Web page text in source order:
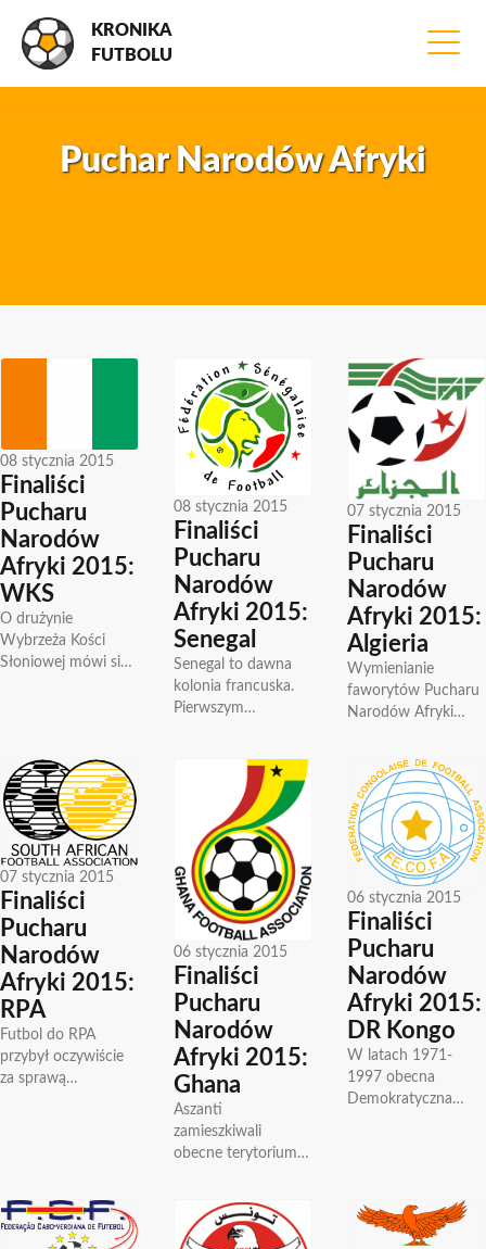
KRONIKA
FUTBOLU
Puchar Narodów Afryki
08 stycznia 2015
Finaliści
Pucharu
Narodów
Afryki 2015:
WKS
O drużynie
Wybrzeża Kości
Słoniowej mówi się
co dzień występują...
08 stycznia 2015
Finaliści
Pucharu
Narodów
Afryki 2015:
Senegal
Senegal to dawna
kolonia francuska.
Pierwszym
Senegalczyków
jeszcza za czasów
kolonialnych jest
wygrany 2-1 mecz z
Gambią w...
07 stycznia 2015
Finaliści
Pucharu
Narodów
Afryki 2015:
Algieria
Wymienianie
faworytów Pucharu
Narodów Afryki
Algierii. Jest to
obecnie najwyżej
sklasyfikowana
drużyna z Afryki w
rankingu FIFA-...
07 stycznia 2015
Finaliści
Pucharu
Narodów
Afryki 2015:
RPA
Futbol do RPA
przybył oczywiście
za sprawą
Również w sporcie
działał...
06 stycznia 2015
Finaliści
Pucharu
Narodów
Afryki 2015:
Ghana
Aszanti
zamieszkiwali
obecne terytorium
etniczna na Złotym
Wybrzeżu która
06 stycznia 2015
Finaliści
Pucharu
Narodów
Afryki 2015:
DR Kongo
W latach 1971-
1997 obecna
Demokratyczna
poważne kroki
stawiała na...